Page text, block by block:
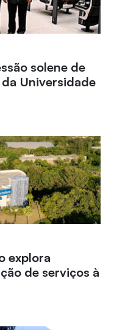
solene de
Universidade
explora
de serviços à